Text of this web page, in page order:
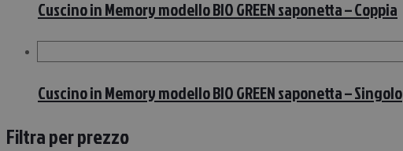
Cuscino in Memory modello BIO GREEN saponetta – Coppia
Cuscino in Memory modello BIO GREEN saponetta – Singolo
Filtra per prezzo